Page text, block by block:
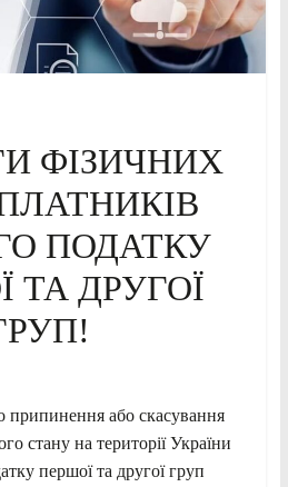
ФІЗИЧНИХ
ПОДАТКУ
ТА ДРУГОЇ
припинення або скасування
стану на території України
першої та другої груп